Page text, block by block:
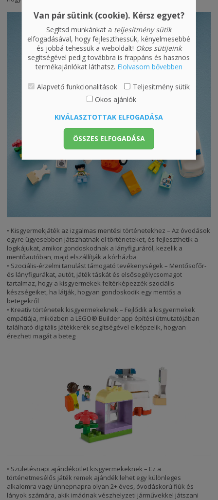
• Kisgyermekjáték az izgalmas mentési történetekhez – Az óvodások
egyre ügyesebben játszhatnak el történeteket, és fejleszthetik a
logikájukat, amikor gondoskodnak a lányfiguráról, kezelik a
mentőautóban, majd elszállítják a kórházba
• Szociális-érzelmi tanulást támogató tevékenységek – Mentősofőr-
és lányfigurákat, autót, játék táskát és elsősegélycsomagot
tartalmaz, hogy a kisgyermekek feltérképezzék szociális
készségeiket, ha látják, hogyan gondoskodik egy mentős a
betegekről
• Kreatív történetek kisgyermekeknek – Fejlődik a kisgyermekek
empátiája, miközben a LEGO® Builder app építési útmutatójában
található digitális játékkerék segítségével elképzelik, hogyan
érezheti magát a beteg
• Születésnapi ajándékötlet kisgyermekeknek – Ez a
történetmesélős játék remek ajándék lehet egy különleges
alkalomra vagy ünnepnapra olyan 2+ éves, óvodáskorú fiúk és
lányok számára, akik imádnak vészhelyzeti járművekkel játszani
Van pár sütink (cookie). Kérsz egyet?
Segítsd munkánkat a teljesítmény sütik
elfogadásával, hogy fejleszthessük, kényelmesebbé
és jobbá tehessük a weboldalt! Okos sütijeink
segítségével pedig továbbra is frappáns és hasznos
termékajánlókat láthatsz. Elolvasom bővebben
Alapvető funkcionalitások
Teljesítmény sütik
Okos ajánlók
KIVÁLASZTOTTAK ELFOGADÁSA
ÖSSZES ELFOGADÁSA